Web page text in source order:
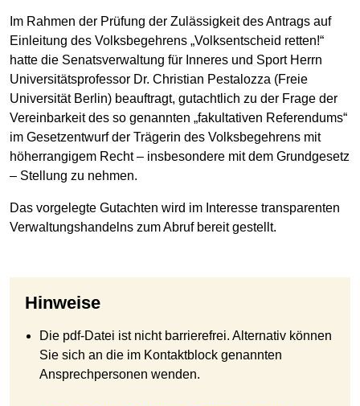
Im Rahmen der Prüfung der Zulässigkeit des Antrags auf
Einleitung des Volksbegehrens „Volksentscheid retten!“
hatte die Senatsverwaltung für Inneres und Sport Herrn
Universitätsprofessor Dr. Christian Pestalozza (Freie
Universität Berlin) beauftragt, gutachtlich zu der Frage der
Vereinbarkeit des so genannten „fakultativen Referendums“
im Gesetzentwurf der Trägerin des Volksbegehrens mit
höherrangigem Recht – insbesondere mit dem Grundgesetz
– Stellung zu nehmen.
Das vorgelegte Gutachten wird im Interesse transparenten
Verwaltungshandelns zum Abruf bereit gestellt.
Hinweise
Die pdf-Datei ist nicht barrierefrei. Alternativ können
Sie sich an die im Kontaktblock genannten
Ansprechpersonen wenden.